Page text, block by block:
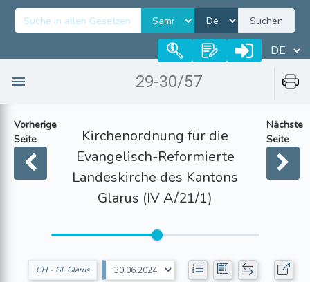
Suchen
29-30/57
Vorherige
Seite
Kirchenordnung für die
Evangelisch-Reformierte
Landeskirche des Kantons
Glarus (IV A/21/1)
Nächste
Seite
CH - GL Glarus